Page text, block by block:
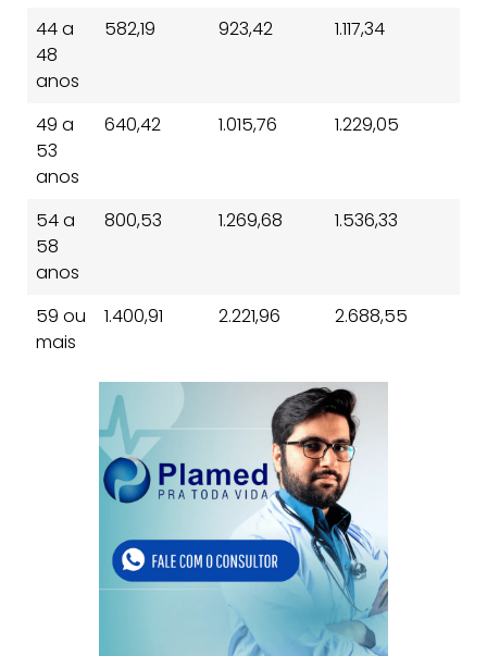
44 a
48
anos
582,19 923,42 1.117,34
49 a
53
anos
640,42 1.015,76 1.229,05
54 a
58
anos
800,53 1.269,68 1.536,33
59 ou
mais
1.400,91 2.221,96 2.688,55